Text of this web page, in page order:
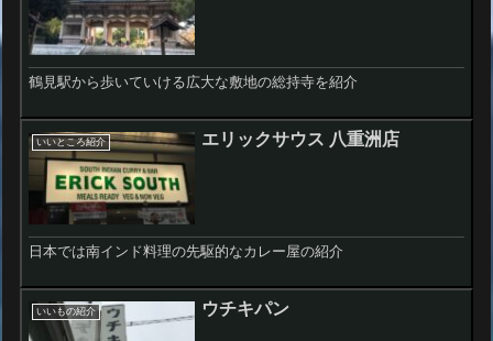
鶴見駅から歩いていける広大な敷地の総持寺を紹介
いいところ紹介 エリックサウス 八重洲店
日本では南インド料理の先駆的なカレー屋の紹介
いいもの紹介 ウチキパン